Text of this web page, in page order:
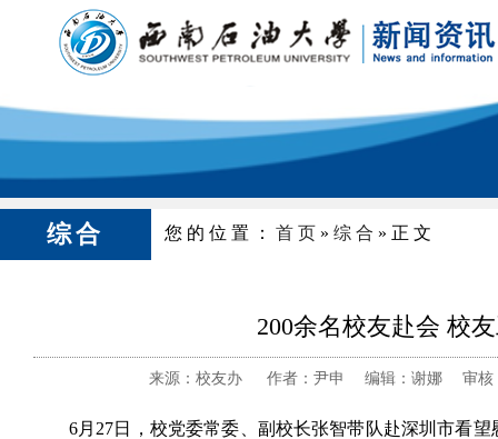
综合 您的位置： 首页 » 综合 »正文
200余名校友赴会 校
来源：校友办 作者：尹申 编辑：谢娜 审核
6月27日，校党委常委、副校长张智带队赴深圳市看